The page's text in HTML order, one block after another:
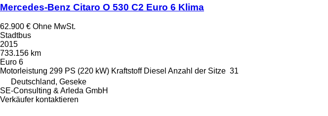
Mercedes-Benz Citaro O 530 C2 Euro 6 Klima
62.900 € Ohne MwSt.
Stadtbus
2015
733.156 km
Euro 6
Motorleistung 299 PS (220 kW) Kraftstoff Diesel Anzahl der Sitze 31
Deutschland, Geseke
SE-Consulting & Arleda GmbH
Verkäufer kontaktieren